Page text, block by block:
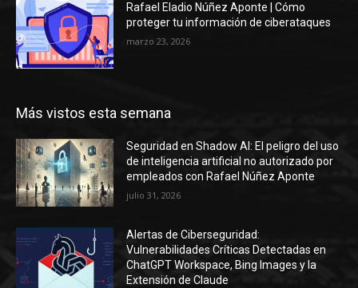
Rafael Eladio Núñez Aponte | Cómo
proteger tu información de ciberataques
marzo 23, 2026
Más vistos esta semana
Seguridad en Shadow AI: El peligro del uso
de inteligencia artificial no autorizado por
empleados con Rafael Núñez Aponte
julio 31, 2026
Alertas de Ciberseguridad:
Vulnerabilidades Críticas Detectadas en
ChatGPT Workspace, Bing Images y la
Extensión de Claude